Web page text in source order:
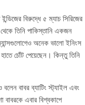
বিরুদ্ধে ৫ ম্যাচ সিরিজের
তিনি পাকিস্তানি একজন
অনেক ভালো ইনিংস
চোঁট পেয়েছেন। কিন্তু তিনি
বাবর ব্যাটিং স্ট্যাইল এবং
এবার বিশ্বকাপে